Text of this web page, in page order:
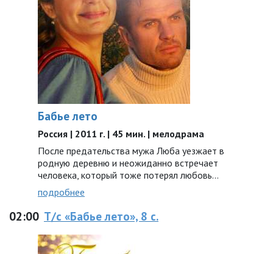
Бабье лето
Россия | 2011 г. | 45 мин. | мелодрама
После предательства мужа Люба уезжает в
родную деревню и неожиданно встречает
человека, который тоже потерял любовь…
подробнее
02:00 Т/с «Бабье лето», 8 с.